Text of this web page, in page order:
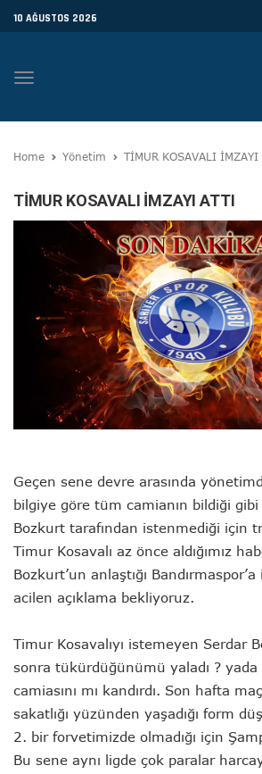
10 AĞUSTOS 2026
Toggle
Home Yönetim TİMUR KOSAVALI İMZAYI
TİMUR KOSAVALI İMZAYI ATTI
Geçen sene devre arasında
bilgiye göre tüm camianın bildiği gibi
Bozkurt tarafından istenmediği için
Timur Kosavalı az önce aldığımız
Bozkurt’un anlaştığı
acilen açıklama bekliyoruz.
Timur Kosavalıyı istemeyen Serdar
sonra tükürdüğünümü yaladı ? yada
camiasını mı kandırdı. Son hafta
sakatlığı yüzünden yaşadığı form
2. bir forvetimizde olmadığı için
Bu sene aynı ligde çok paralar